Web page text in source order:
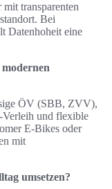
transparenten
Bei
Datenhoheit eine
ÖV (SBB, ZVV),
Verleih und flexible
E‑Bikes oder
mit
umsetzen?